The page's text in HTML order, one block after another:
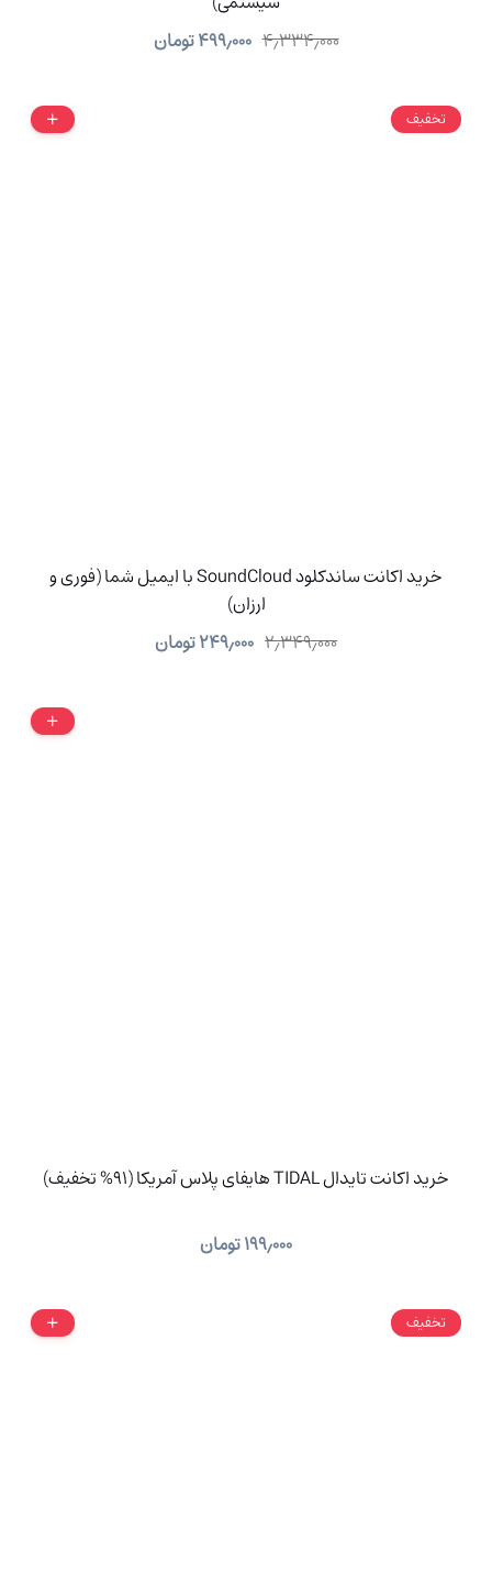
۴٫۳۳۴٫۰۰۰ ۴۹۹٫۰۰۰تومان
تخفیف
خرید اکانت ساندکلود SoundCloud با ایمیل شما (فوری و
ارزان)
۲٫۳۴۹٫۰۰۰ ۲۴۹٫۰۰۰تومان
خرید اکانت تایدال TIDAL هایفای پلاس آمریکا (91% تخفیف)
۱۹۹٫۰۰۰تومان
تخفیف